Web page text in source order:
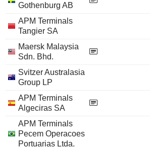
Gothenburg AB
APM Terminals
Tangier SA
Maersk Malaysia
Sdn. Bhd.
Svitzer Australasia
Group LP
APM Terminals
Algeciras SA
APM Terminals
Pecem Operacoes
Portuarias Ltda.